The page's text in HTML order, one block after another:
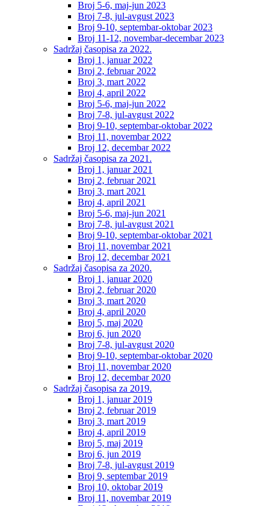
Broj 5-6, maj-jun 2023
Broj 7-8, jul-avgust 2023
Broj 9-10, septembar-oktobar 2023
Broj 11-12, novembar-decembar 2023
Sadržaj časopisa za 2022.
Broj 1, januar 2022
Broj 2, februar 2022
Broj 3, mart 2022
Broj 4, april 2022
Broj 5-6, maj-jun 2022
Broj 7-8, jul-avgust 2022
Broj 9-10, septembar-oktobar 2022
Broj 11, novembar 2022
Broj 12, decembar 2022
Sadržaj časopisa za 2021.
Broj 1, januar 2021
Broj 2, februar 2021
Broj 3, mart 2021
Broj 4, april 2021
Broj 5-6, maj-jun 2021
Broj 7-8, jul-avgust 2021
Broj 9-10, septembar-oktobar 2021
Broj 11, novembar 2021
Broj 12, decembar 2021
Sadržaj časopisa za 2020.
Broj 1, januar 2020
Broj 2, februar 2020
Broj 3, mart 2020
Broj 4, april 2020
Broj 5, maj 2020
Broj 6, jun 2020
Broj 7-8, jul-avgust 2020
Broj 9-10, septembar-oktobar 2020
Broj 11, novembar 2020
Broj 12, decembar 2020
Sadržaj časopisa za 2019.
Broj 1, januar 2019
Broj 2, februar 2019
Broj 3, mart 2019
Broj 4, april 2019
Broj 5, maj 2019
Broj 6, jun 2019
Broj 7-8, jul-avgust 2019
Broj 9, septembar 2019
Broj 10, oktobar 2019
Broj 11, novembar 2019